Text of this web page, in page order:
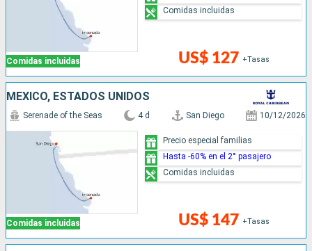
Comidas incluidas US$ 127 +Tasas
Comidas incluidas
MÉXICO, ESTADOS UNIDOS
Comidas incluidas
Serenade of the Seas 4 d San Diego 10/12/2026
US$ 147 +Tasas
Precio especial familias
Hasta -60% en el 2° pasajero
Comidas incluidas